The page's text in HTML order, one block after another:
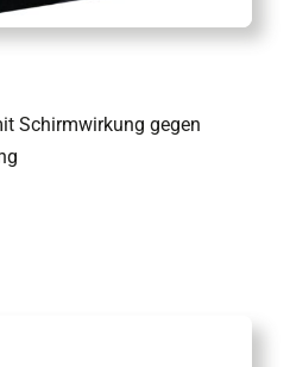
Schirmwirkung gegen